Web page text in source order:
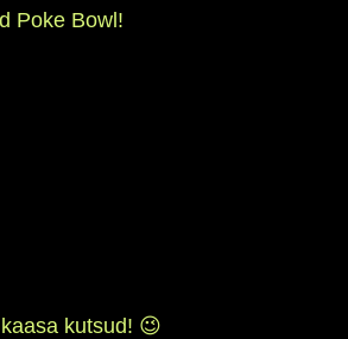
Poke Bowl!
kutsud! 😉